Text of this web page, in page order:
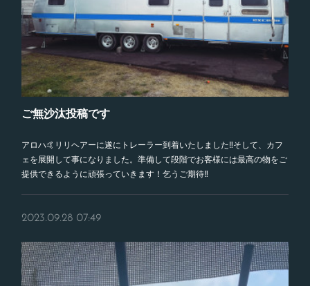
ご無沙汰投稿です
アロハ🤙リリヘアーに遂にトレーラー到着いたしました‼️そして、カフ
ェを展開して事になりました。準備して段階でお客様には最高の物をご
提供できるように頑張っていきます！乞うご期待‼️
2023.09.28 07:49